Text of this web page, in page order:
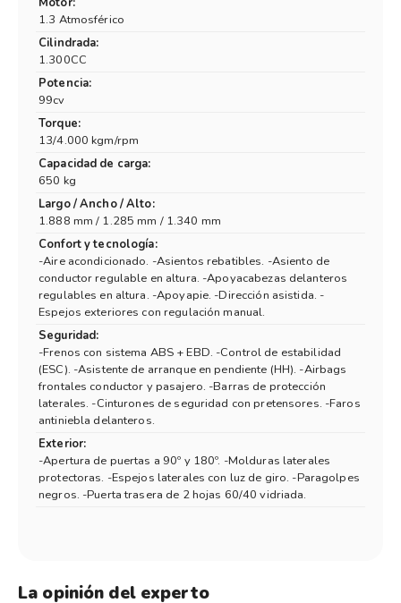
1.3 Atmosférico
Cilindrada:
1.300CC
Potencia:
99cv
Torque:
13/4.000 kgm/rpm
Capacidad de carga:
650 kg
Largo / Ancho / Alto:
1.888 mm / 1.285 mm / 1.340 mm
Confort y tecnología:
-Aire acondicionado. -Asientos rebatibles. -Asiento de
conductor regulable en altura. -Apoyacabezas delanteros
regulables en altura. -Apoyapie. -Dirección asistida. -
Espejos exteriores con regulación manual.
Seguridad:
-Frenos con sistema ABS + EBD. -Control de estabilidad
(ESC). -Asistente de arranque en pendiente (HH). -Airbags
frontales conductor y pasajero. -Barras de protección
laterales. -Cinturones de seguridad con pretensores. -Faros
antiniebla delanteros.
Exterior:
-Apertura de puertas a 90º y 180º. -Molduras laterales
protectoras. -Espejos laterales con luz de giro. -Paragolpes
negros. -Puerta trasera de 2 hojas 60/40 vidriada.
La opinión del experto